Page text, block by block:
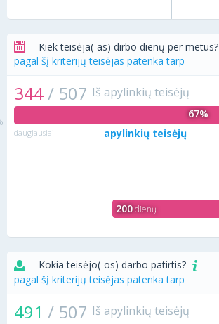
Kiek teisėja(-as) dirbo dienų per metus?
pagal šį kriterijų teisėjas patenka tarp
344/ 507 Iš apylinkių teisėjų
67%
daugiausiai apylinkių teisėjų
200dienų
Kokia teisėjo(-os) darbo patirtis?
pagal šį kriterijų teisėjas patenka tarp
491 / 507 Iš apylinkių teisėjų